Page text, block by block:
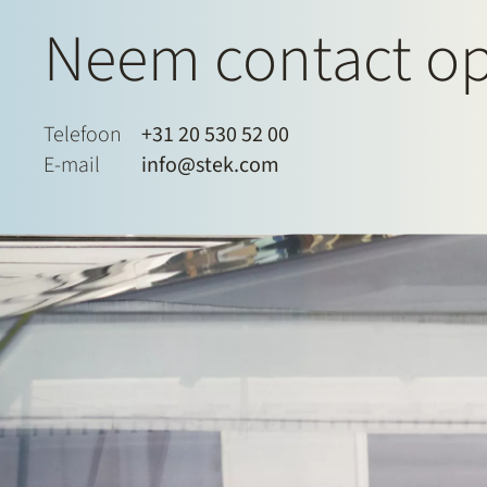
Neem contact
Telefoon
+31 20 530 52 00
E-mail
info@stek.com